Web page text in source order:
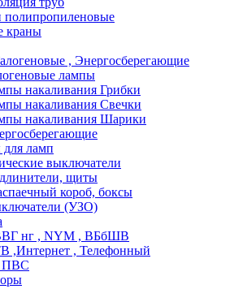
краны
, Энергосберегающие
лампы
накаливания Грибки
накаливания Свечки
накаливания Шарики
ламп
выключатели
щиты
короб, боксы
(УЗО)
нг , NYM , ВБбШВ
,Интернет , Телефонный
ПВС